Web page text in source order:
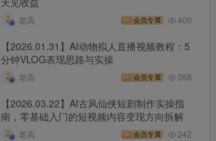
老高 会员专属 400
【2026.01.31】AI动物拟人直播视频教程：5
分钟VLOG表现思路与实操
老高 会员专属 368
【2026.03.22】AI古风仙侠短剧制作实操指
南，零基础入门的短视频内容变现方向拆解
老高 会员专属 242